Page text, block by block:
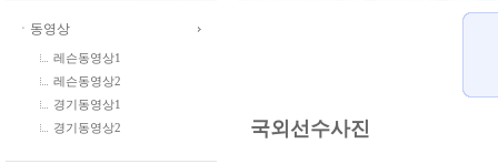
ㆍ동영상
레슨동영상1
레슨동영상2
경기동영상1
경기동영상2
국외선수사진